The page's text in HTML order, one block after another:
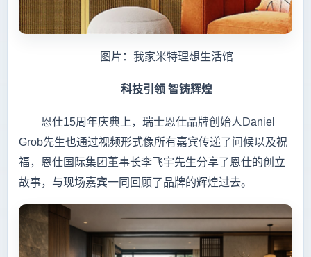
图片：我家米特理想生活馆
科技引领 智铸辉煌
恩仕15周年庆典上，瑞士恩仕品牌创始人Daniel
Grob先生也通过视频形式像所有嘉宾传递了问候以及祝
福，恩仕国际集团董事长李飞宇先生分享了恩仕的创立
故事，与现场嘉宾一同回顾了品牌的辉煌过去。